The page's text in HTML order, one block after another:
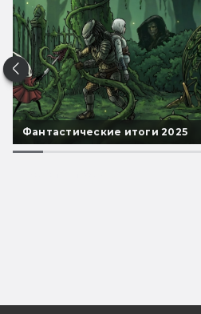
Фантастические итоги 2025